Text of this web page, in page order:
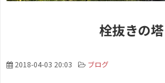
栓抜きの塔
2018-04-03 20:03 ブログ